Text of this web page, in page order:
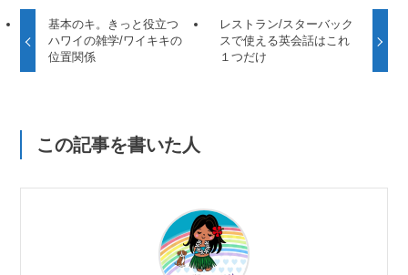
基本のキ。きっと役立つ
ハワイの雑学/ワイキキの
位置関係
レストラン/スターバック
スで使える英会話はこれ
１つだけ
この記事を書いた人